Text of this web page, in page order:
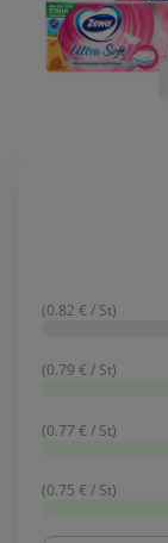
(0.82 € / St)
(0.79 € / St)
(0.77 € / St)
(0.75 € / St)